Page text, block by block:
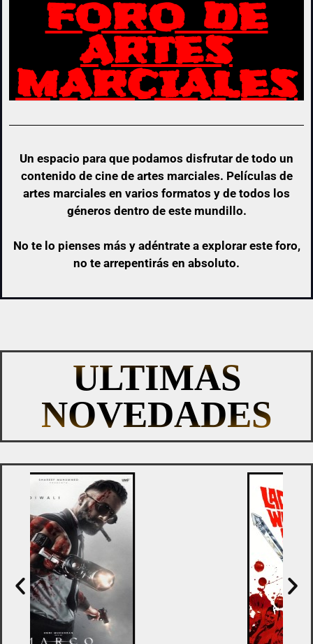
FORO DE
ARTES
MARCIALES
Un espacio para que podamos disfrutar de todo un
contenido de cine de artes marciales. Películas de
artes marciales en varios formatos y de todos los
géneros dentro de este mundillo.
No te lo pienses más y adéntrate a explorar este foro,
no te arrepentirás en absoluto.
ULTIMAS
NOVEDADES